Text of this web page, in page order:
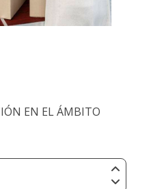
EN EL ÁMBITO